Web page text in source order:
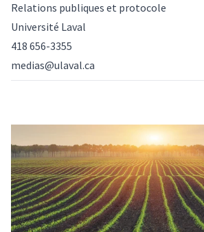
Relations publiques et protocole
Université Laval
418 656-3355
medias@ulaval.ca